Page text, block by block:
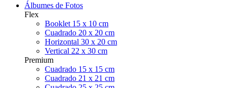
Álbumes de Fotos
Flex
Booklet 15 x 10 cm
Cuadrado 20 x 20 cm
Horizontal 30 x 20 cm
Vertical 22 x 30 cm
Premium
Cuadrado 15 x 15 cm
Cuadrado 21 x 21 cm